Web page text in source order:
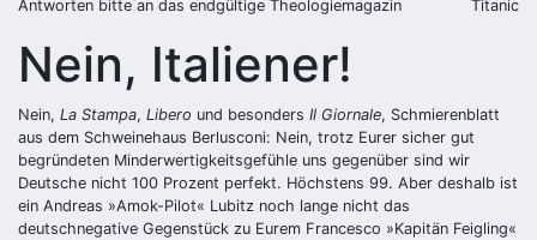
Antworten bitte an das endgültige Theologiemagazin Titanic
Nein, Italiener!
Nein, La Stampa, Libero und besonders Il Giornale, Schmierenblatt
aus dem Schweinehaus Berlusconi: Nein, trotz Eurer sicher gut
begründeten Minderwertigkeitsgefühle uns gegenüber sind wir
Deutsche nicht 100 Prozent perfekt. Höchstens 99. Aber deshalb ist
ein Andreas »Amok-Pilot« Lubitz noch lange nicht das
deutschnegative Gegenstück zu Eurem Francesco »Kapitän Feigling«